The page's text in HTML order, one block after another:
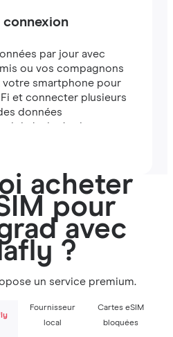
connexion
par jour avec
ou vos compagnons
votre smartphone pour
et connecter plusieurs
données
de la durée de votre
acheter
pour
avec
?
un service premium.
Fournisseur
local
Cartes eSIM
bloquées